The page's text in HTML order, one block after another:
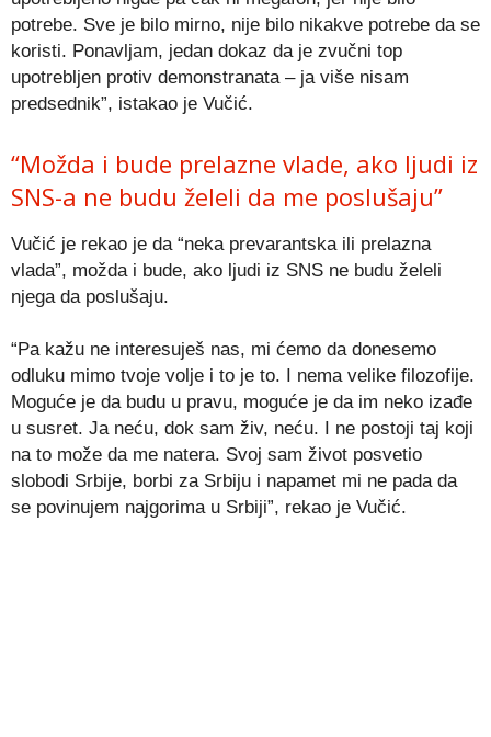
potrebe. Sve je bilo mirno, nije bilo nikakve potrebe da se
koristi. Ponavljam, jedan dokaz da je zvučni top
upotrebljen protiv demonstranata – ja više nisam
predsednik”, istakao je Vučić.
“Možda i bude prelazne vlade, ako ljudi iz
SNS-a ne budu želeli da me poslušaju”
Vučić je rekao je da “neka prevarantska ili prelazna
vlada”, možda i bude, ako ljudi iz SNS ne budu želeli
njega da poslušaju.
“Pa kažu ne interesuješ nas, mi ćemo da donesemo
odluku mimo tvoje volje i to je to. I nema velike filozofije.
Moguće je da budu u pravu, moguće je da im neko izađe
u susret. Ja neću, dok sam živ, neću. I ne postoji taj koji
na to može da me natera. Svoj sam život posvetio
slobodi Srbije, borbi za Srbiju i napamet mi ne pada da
se povinujem najgorima u Srbiji”, rekao je Vučić.